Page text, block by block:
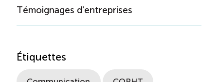
Témoignages d'entreprises
Étiquettes